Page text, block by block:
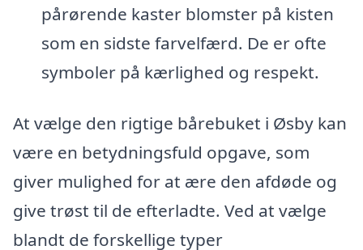
pårørende kaster blomster på kisten
som en sidste farvelfærd. De er ofte
symboler på kærlighed og respekt.
At vælge den rigtige bårebuket i Øsby kan
være en betydningsfuld opgave, som
giver mulighed for at ære den afdøde og
give trøst til de efterladte. Ved at vælge
blandt de forskellige typer